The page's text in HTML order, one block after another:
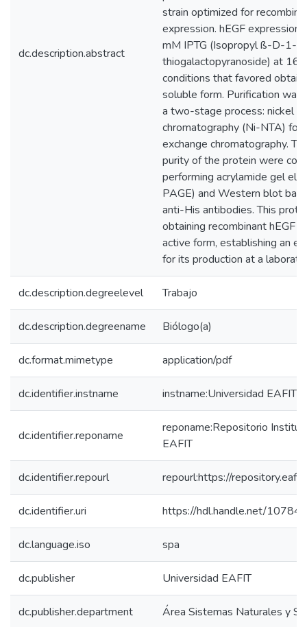
dc.description.abstract
strain optimized for
expression. hEGF expression
mM IPTG (Isopropyl ß-D-1-
thiogalactopyranoside) at 16
conditions that favored
soluble form. Purification
a two-stage process: nickel a
chromatography (Ni-NTA)
exchange chromatography.
purity of the protein were
performing acrylamide gel
PAGE) and Western blot
anti-His antibodies. This
obtaining recombinant hEGF
active form, establishing an e
for its production at a
dc.description.degreelevel Trabajo
dc.description.degreename Biólogo(a)
dc.format.mimetype application/pdf
dc.identifier.instname instname:Universidad EAFIT
dc.identifier.reponame
reponame:Repositorio
EAFIT
dc.identifier.repourl repourl:https://
dc.identifier.uri https://hdl.handle.net/
dc.language.iso spa
dc.publisher Universidad EAFIT
dc.publisher.department Área Sistemas Naturales y